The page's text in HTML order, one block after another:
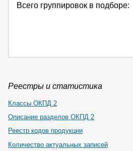
Всего группировок в подборе:
Реестры и статистика
Классы ОКПД 2
Описание разделов ОКПД 2
Реестр кодов продукции
Количество актуальных записей